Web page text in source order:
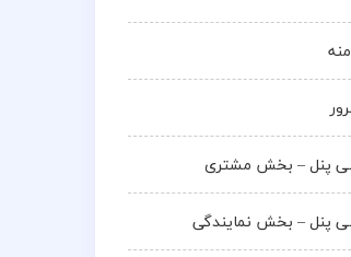
پنل – بخش مشتری
پنل – بخش نمایندگی